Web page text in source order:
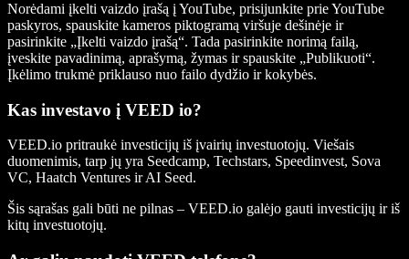
Norėdami įkelti vaizdo įrašą į YouTube, prisijunkite prie YouTube
paskyros, spauskite kameros piktogramą viršuje dešinėje ir
pasirinkite „Įkelti vaizdo įrašą“. Tada pasirinkite norimą failą,
įveskite pavadinimą, aprašymą, žymas ir spauskite „Publikuoti“.
Įkėlimo trukmė priklauso nuo failo dydžio ir kokybės.
Kas investavo į VEED io?
VEED.io pritraukė investicijų iš įvairių investuotojų. Viešais
duomenimis, tarp jų yra Seedcamp, Techstars, Speedinvest, Sova
VC, Haatch Ventures ir AI Seed.
Šis sąrašas gali būti ne pilnas – VEED.io galėjo gauti investicijų ir iš
kitų investuotojų.